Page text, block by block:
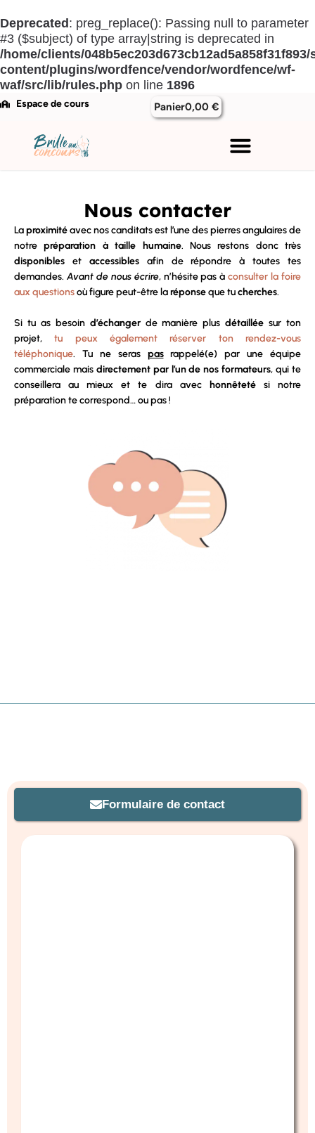
Deprecated : preg_replace(): Passing null to parameter
#3 ($subject) of type array|string is deprecated in
/home/clients/
content/plugins/wordfence/vendor/wordfence/wf-
waf/src/lib/rules.php on line 1896
au
contenu
Espace de cours Panier0,00 €
Nous contacter
Laproximitéavec nos canditats est l’une des pierres angulaires de
notrepréparation à taille humaine. Nous restons donc très
disponibles et accessiblesafin de répondre à toutes tes
demandes. Avant de nous écrire, n’hésite pas àconsulter la foire
aux questionsoù figure peut-être laréponseque tucherches.
Si tu as besoin d’échangerde manière plusdétaillée sur ton
projet,tu peux également réserver ton rendez-vous
téléphonique. Tu ne seras pasrappelé(e) par une équipe
commerciale mais directement par l’un de nos formateurs, qui te
conseillera au mieux et te dira avec honnêtetési notre
préparation te correspond… ou pas !
Formulaire de contact